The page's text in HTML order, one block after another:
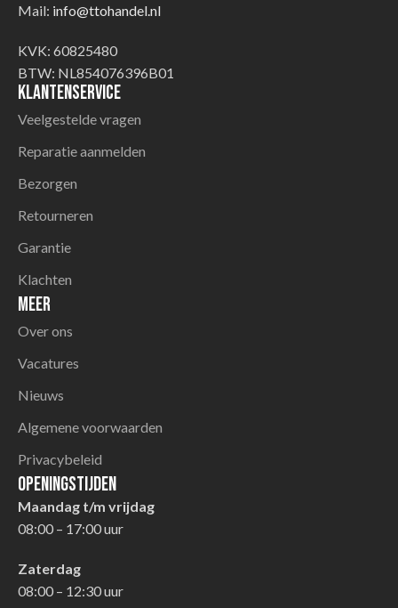
Mail: info@ttohandel.nl
KVK: 60825480
BTW: NL854076396B01
Klantenservice
Veelgestelde vragen
Reparatie aanmelden
Bezorgen
Retourneren
Garantie
Klachten
Meer
Over ons
Vacatures
Nieuws
Algemene voorwaarden
Privacybeleid
Openingstijden
Maandag t/m vrijdag
08:00 – 17:00 uur
Zaterdag
08:00 – 12:30 uur